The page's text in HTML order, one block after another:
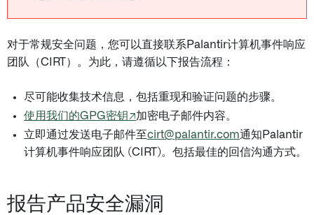
对于常规安全问题，您可以直接联系Palantir计算机事件响应
团队（CIRT）。为此，请遵循以下报告流程：
尽可能收集技术信息，包括重现和验证问题的步骤。
使用我们的GPG密钥↗加密电子邮件内容。
立即通过发送电子邮件至cirt@palantir.com通知Palantir
计算机事件响应团队 (CIRT)。包括最佳的回信沟通方式。
报告产品安全漏洞